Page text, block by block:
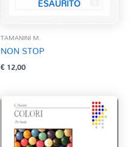
ESAURITO
TAMANINI M.
NON STOP
€12,00